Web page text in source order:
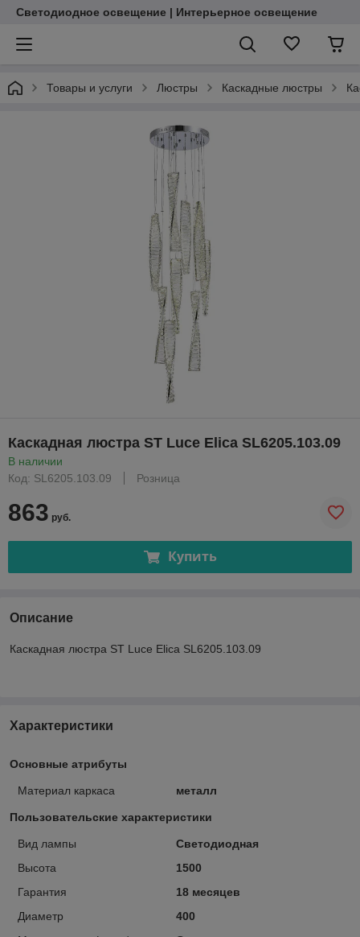
Светодиодное освещение | Интерьерное освещение
Товары и услуги Люстры Каскадные люстры
Каскадная люстра ST Luce Elica SL6205.103.09
В наличии
Код: SL6205.103.09
Розница
863 руб.
Купить
Описание
Каскадная люстра ST Luce Elica SL6205.103.09
Характеристики
Основные атрибуты
Материал каркаса металл
Пользовательские характеристики
Вид лампы
Светодиодная
Высота
1500
Гарантия
18 месяцев
Диаметр
400